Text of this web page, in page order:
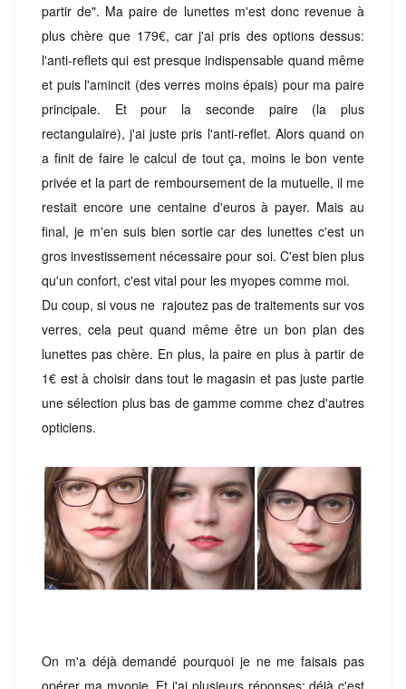
partir de". Ma paire de lunettes m'est donc revenue à
plus chère que 179€, car j'ai pris des options dessus:
l'anti-reflets qui est presque indispensable quand même
et puis l'amincit (des verres moins épais) pour ma paire
principale. Et pour la seconde paire (la plus
rectangulaire), j'ai juste pris l'anti-reflet. Alors quand on
a finit de faire le calcul de tout ça, moins le bon vente
privée et la part de remboursement de la mutuelle, il me
restait encore une centaine d'euros à payer. Mais au
final, je m'en suis bien sortie car des lunettes c'est un
gros investissement nécessaire pour soi. C'est bien plus
qu'un confort, c'est vital pour les myopes comme moi.
Du coup, si vous ne rajoutez pas de traitements sur vos
verres, cela peut quand même être un bon plan des
lunettes pas chère. En plus, la paire en plus à partir de
1€ est à choisir dans tout le magasin et pas juste partie
une sélection plus bas de gamme comme chez d'autres
opticiens.
On m'a déjà demandé pourquoi je ne me faisais pas